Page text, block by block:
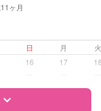
もに不可
相談
ヶ月
日 月
16 17